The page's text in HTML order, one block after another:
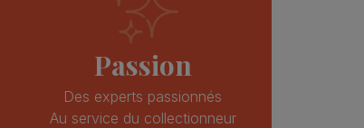
Passion
Des experts passionnés
Au service du collectionneur